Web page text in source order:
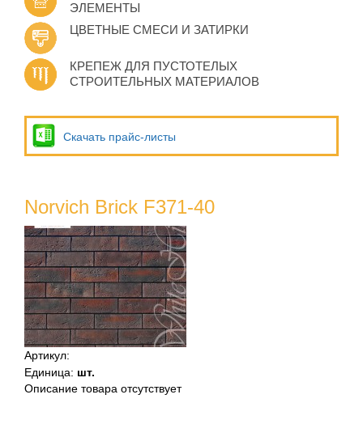
ЭЛЕМЕНТЫ
ЦВЕТНЫЕ СМЕСИ И ЗАТИРКИ
КРЕПЕЖ ДЛЯ ПУСТОТЕЛЫХ
СТРОИТЕЛЬНЫХ МАТЕРИАЛОВ
Скачать прайс-листы
Norvich Brick F371-40
Артикул:
Единица: шт.
Описание товара отсутствует